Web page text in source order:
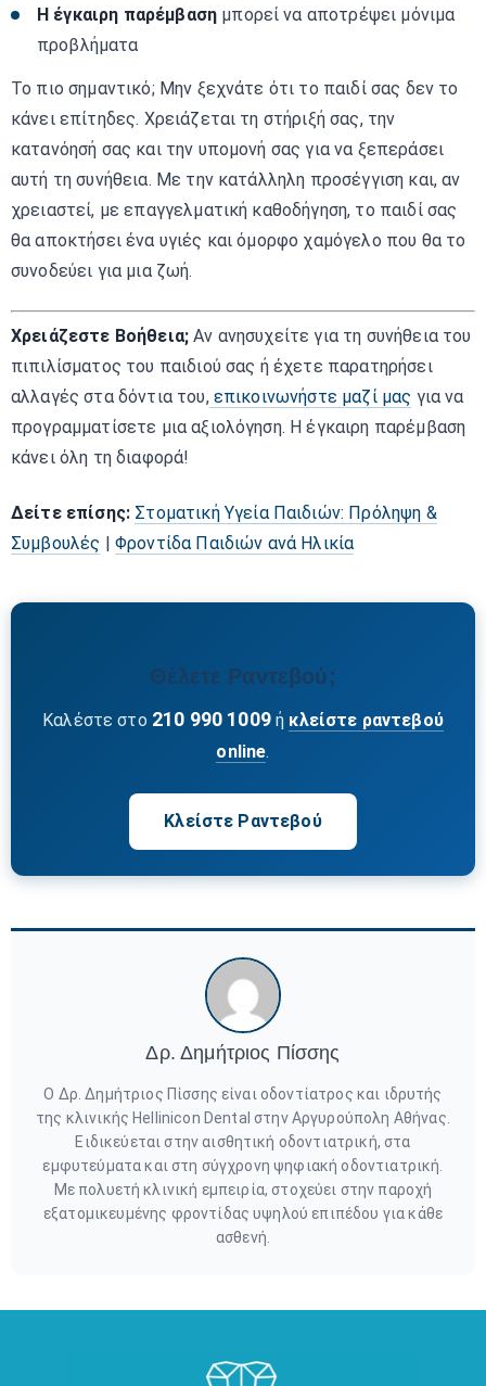
Η έγκαιρη παρέμβαση μπορεί να αποτρέψει μόνιμα
προβλήματα
Το πιο σημαντικό; Μην ξεχνάτε ότι το παιδί σας δεν το
κάνει επίτηδες. Χρειάζεται τη στήριξή σας, την
κατανόησή σας και την υπομονή σας για να ξεπεράσει
αυτή τη συνήθεια. Με την κατάλληλη προσέγγιση και, αν
χρειαστεί, με επαγγελματική καθοδήγηση, το παιδί σας
θα αποκτήσει ένα υγιές και όμορφο χαμόγελο που θα το
συνοδεύει για μια ζωή.
Χρειάζεστε Βοήθεια; Αν ανησυχείτε για τη συνήθεια του
πιπιλίσματος του παιδιού σας ή έχετε παρατηρήσει
αλλαγές στα δόντια του,επικοινωνήστε μαζί μας για να
προγραμματίσετε μια αξιολόγηση. Η έγκαιρη παρέμβαση
κάνει όλη τη διαφορά!
Δείτε επίσης: Στοματική Υγεία Παιδιών: Πρόληψη &
Συμβουλές | Φροντίδα Παιδιών ανά Ηλικία
Θέλετε Ραντεβού;
Καλέστε στο 210 990 1009ή κλείστε ραντεβού
online.
Κλείστε Ραντεβού
Δρ. Δημήτριος Πίσσης
Ο Δρ. Δημήτριος Πίσσης είναι οδοντίατρος και ιδρυτής
της κλινικής Hellinicon Dental στην Αργυρούπολη Αθήνας.
Ειδικεύεται στην αισθητική οδοντιατρική, στα
εμφυτεύματα και στη σύγχρονη ψηφιακή οδοντιατρική.
Με πολυετή κλινική εμπειρία, στοχεύει στην παροχή
εξατομικευμένης φροντίδας υψηλού επιπέδου για κάθε
ασθενή.